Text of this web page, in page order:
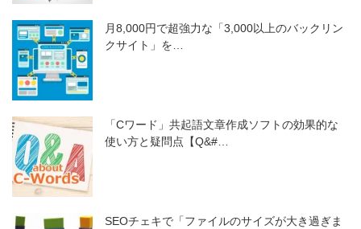
月8,000円で超強力な「3,000以上のバックリン
クサイト」を…
「Cワード」共起語文章作成ソフトの効果的な
使い方と疑問点【Q&#…
SEOチェキで「ファイルのサイズが大き過ぎま